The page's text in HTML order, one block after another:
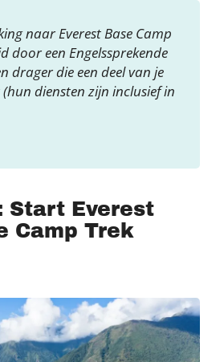
naar Everest Base Camp
door een Engelssprekende
drager die een deel van je
diensten zijn inclusief in
Start Everest
Camp Trek